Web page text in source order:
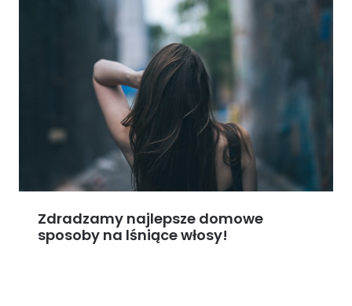
Zdradzamy najlepsze domowe
sposoby na lśniące włosy!